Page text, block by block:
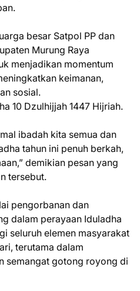
besar Satpol PP dan
Murung Raya
menjadikan momentum
keimanan,
sosial.
10 Dzulhijjah 1447 Hijriah.
ibadah kita semua dan
tahun ini penuh berkah,
demikian pesan yang
tersebut.
pengorbanan dan
dalam perayaan Iduladha
seluruh elemen masyarakat
terutama dalam
semangat gotong royong di